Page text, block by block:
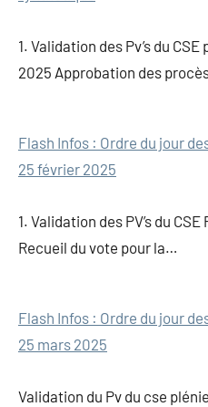
1. Validation des Pv’s du
2025 Approbation des
Flash Infos : Ordre du jour
25 février 2025
1. Validation des PV’s du
Recueil du vote pour la…
Flash Infos : Ordre du jour
25 mars 2025
Validation du Pv du cse
de
l’article